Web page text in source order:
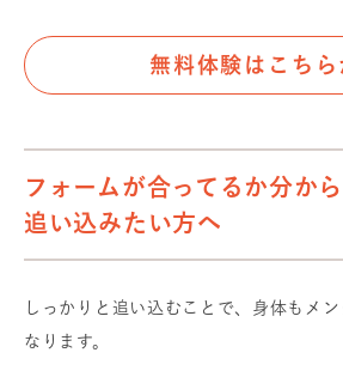
無料体験はこちら
フォームが合ってるか分か
追い込みたい方へ
しっかりと追い込むことで、身体もメン
なります。